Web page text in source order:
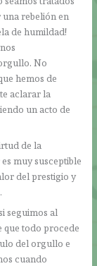
una rebelión en
de humildad!
No
hemos de
aclarar la
un acto de
de la
muy susceptible
del prestigio y
seguimos al
que todo procede
del orgullo e
cuando